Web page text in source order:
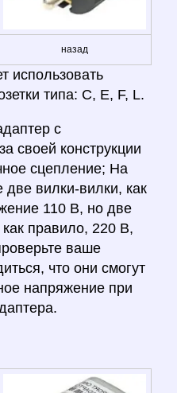
назад
использовать
типа: C, E, F, L.
с
своей конструкции
сцепление; На
две вилки-вилки, как
110 В, но две
правило, 220 В,
ваше
что они смогут
напряжение при